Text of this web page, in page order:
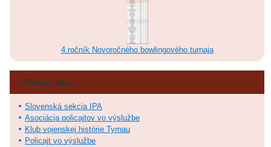
4.ročník Novoročného bowlingového turnaja
Obľúbené odkazy
Slovenská sekcia IPA
Asociácia policajtov vo výslužbe
Klub vojenskej histórie Tyrnau
Policajt vo výslužbe